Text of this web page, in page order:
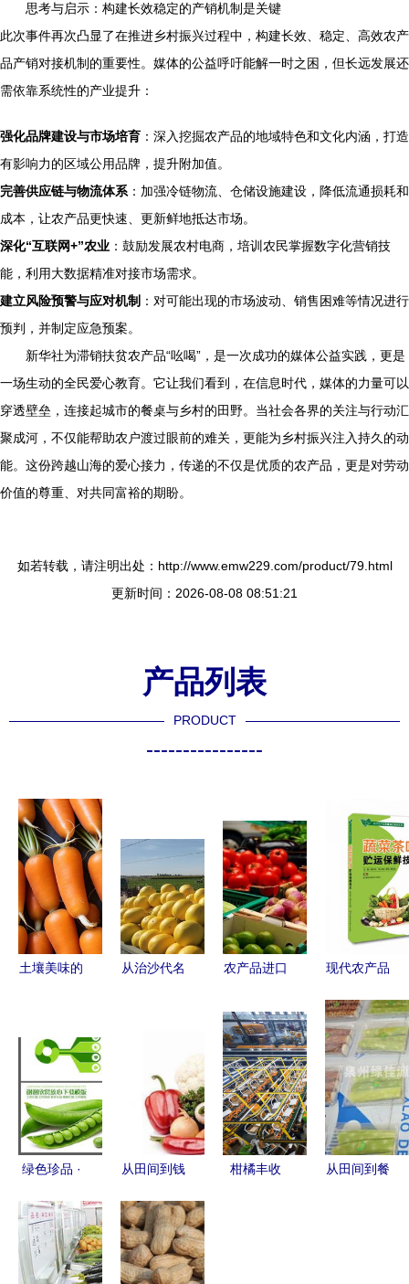
思考与启示：构建长效稳定的产销机制是关键
此次事件再次凸显了在推进乡村振兴过程中，构建长效、稳定、高效农产
品产销对接机制的重要性。媒体的公益呼吁能解一时之困，但长远发展还
需依靠系统性的产业提升：
强化品牌建设与市场培育 ：深入挖掘农产品的地域特色和文化内涵，打造
有影响力的区域公用品牌，提升附加值。
完善供应链与物流体系 ：加强冷链物流、仓储设施建设，降低流通损耗和
成本，让农产品更快速、更新鲜地抵达市场。
深化“互联网+”农业 ：鼓励发展农村电商，培训农民掌握数字化营销技
能，利用大数据精准对接市场需求。
建立风险预警与应对机制 ：对可能出现的市场波动、销售困难等情况进行
预判，并制定应急预案。
新华社为滞销扶贫农产品“吆喝”，是一次成功的媒体公益实践，更是
一场生动的全民爱心教育。它让我们看到，在信息时代，媒体的力量可以
穿透壁垒，连接起城市的餐桌与乡村的田野。当社会各界的关注与行动汇
聚成河，不仅能帮助农户渡过眼前的难关，更能为乡村振兴注入持久的动
能。这份跨越山海的爱心接力，传递的不仅是优质的农产品，更是对劳动
价值的尊重、对共同富裕的期盼。
如若转载，请注明出处：http://www.emw229.com/product/79.html
更新时间：2026-08-08 08:51:21
产品列表
PRODUCT
----------------
土壤美味的
产品的摄影
之美
从治沙代名
逆袭之路
农产品进口
流程、要点
与注意事项
现代农产品
术丛书 蔬
菜茶叶贮运
保鲜技术
绿色珍品 ·
高山豌豆系
列产品介绍
指南
从田间到钱
高回报的农
产品销售全
攻略
柑橘丰收
从田间到餐